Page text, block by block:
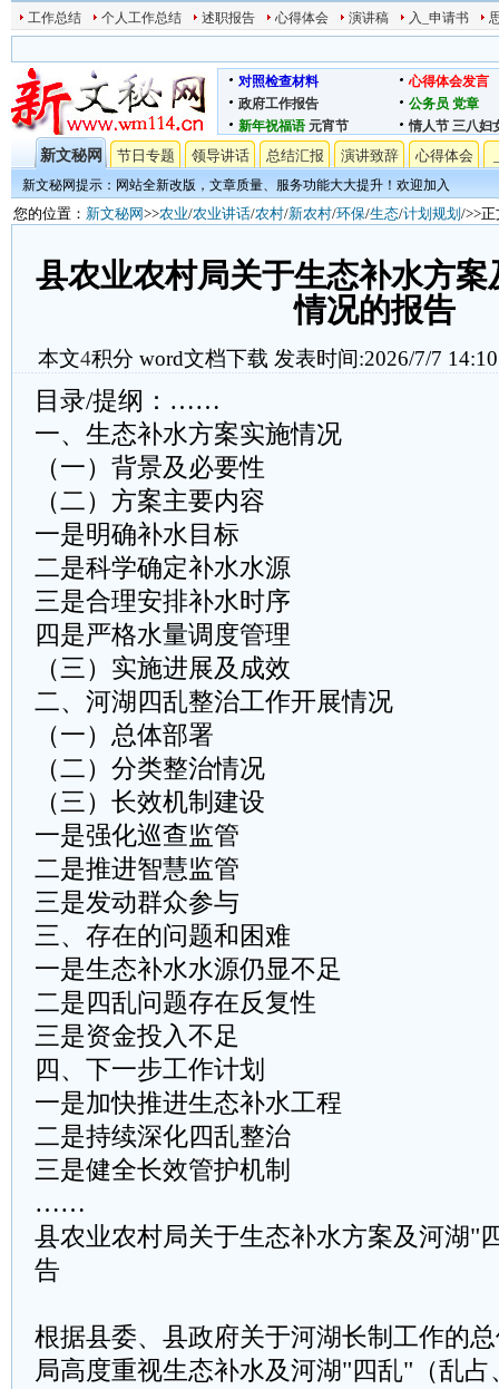
工作总结 个人工作总结 述职报告 心得体会 演讲稿 入_申请书
对照检查材料
心得体会发言
政府工作报告
公务员 党章
新年祝福语 元宵节 情人节 三八妇
新文秘网 节日专题 领导讲话 总结汇报 演讲致辞 心得体会
新文秘网提示：网站全新改版，文章质量、服务功能大大提升！欢迎加入
您的位置： 新文秘网>>农业/农业讲话/农村/新农村/环保/生态/计划规划 />>正
县农业农村局关于生态补水方案
情况的报告
本文4积分 word文档下载 发表时间:2026/7/7
目录/提纲：……
一、生态补水方案实施情况
（一）背景及必要性
（二）方案主要内容
一是明确补水目标
二是科学确定补水水源
三是合理安排补水时序
四是严格水量调度管理
（三）实施进展及成效
二、河湖四乱整治工作开展情况
（一）总体部署
（二）分类整治情况
（三）长效机制建设
一是强化巡查监管
二是推进智慧监管
三是发动群众参与
三、存在的问题和困难
一是生态补水水源仍显不足
二是四乱问题存在反复性
三是资金投入不足
四、下一步工作计划
一是‌加快推进生态补水工程‌
二是‌持续深化四乱整治‌
三是‌健全长效管护机制‌
……
县农业农村局关于生态补水方案及河湖"
告
根据县委、县政府关于河湖长制工作的
局高度重视生态补水及河湖"四乱"（乱